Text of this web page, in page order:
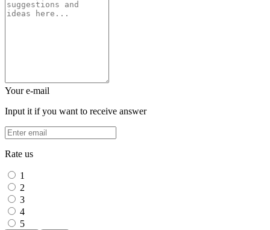
Your e-mail
Input it if you want to receive answer
Rate us
1
2
3
4
5